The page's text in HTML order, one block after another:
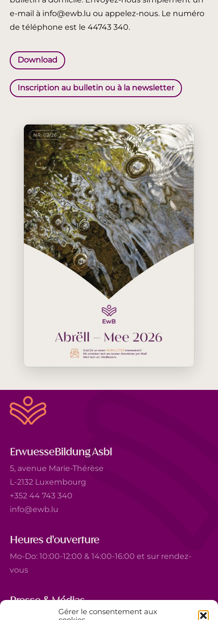
Gérer le consentement aux
e-mail à info@ewb.lu ou appelez-nous. Le numéro
de téléphone est le 44743 340.
Download
Inscription au bulletin ou à la newsletter
ErwuesseBildung Asbl
5, avenue Marie-Thérèse
L-2132 Luxembourg
+352 44 743 340
info@ewb.lu
Heures d'ouverture
Mo-Do: 10:00-12:00 & 14:00-16:00 et sur rendez-
vous
Presse & Médias
5, avenue Marie-Thérèse